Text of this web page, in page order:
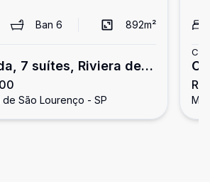
Ban 6 892m²
7 suítes, Riviera de
de São Lourenço - SP